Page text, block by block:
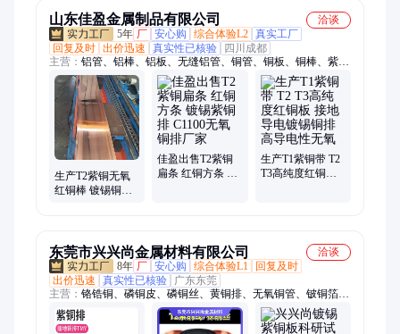
山东佳盈金属制品有限公司
洽谈
5年 厂 安心购 综合体验L2 真实工厂
回复及时 出价迅速 真实性已核验
四川成都
主营： 铝管、铝棒、铝板、无缝铝管、铜管、铜板、铜棒、紫铜
棒、黄铜管、黄铜棒、铝型材、铝方管、紫铜管、紫铜板、紫铜
盘管、黄铜型材
生产T2紫铜无氧
红铜棒 镀锡铜排
佳盈出售T2紫铜
扁条 红铜方条 镀
生产T1紫铜带 T2
T3高纯度红铜板
东莞市兴兴尚金属材料有限公司
洽谈
8年 厂 安心购 综合体验L1
回复及时
出价迅速
真实性已核验
广东东莞
主营： 铬锆铜、磷铜皮、磷铜丝、黄铜排、无氧铜管、铍铜箔、
紫铜带、铜合金材料、铝合金材料、304不锈钢带、H59黄铜
板、C1100紫铜板、铝青铜板、C18150铬锆铜板、C5210磷铜